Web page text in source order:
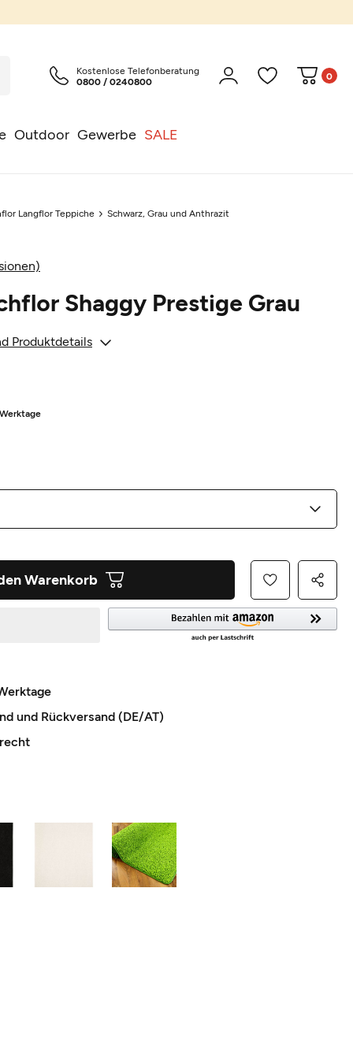
Outdoor Gewerbe SALE
Kostenlose Telefonberatung
0800 / 0240800
0
Langflor Teppiche Schwarz, Grau und Anthrazit
Shaggy Prestige Grau
Produktdetails
Warenkorb
und Rückversand (DE/AT)